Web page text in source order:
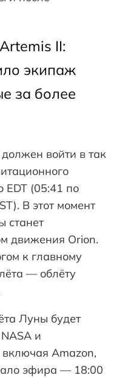
II:
экипаж
за более
войти в так
EDT (05:41 по
В этот момент
станет
движения Orion.
к главному
— облёту
Луны будет
и
включая Amazon,
эфира — 18:00